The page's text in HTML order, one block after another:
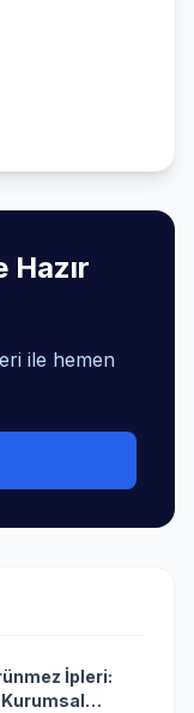
Hazır
ile hemen
İpleri:
Kurumsal